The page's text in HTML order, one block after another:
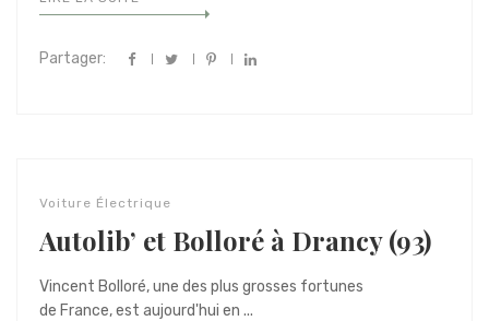
Partager:
Voiture Électrique
Autolib’ et Bolloré à Drancy (93)
Vincent Bolloré, une des plus grosses fortunes
de France, est aujourd'hui en ...